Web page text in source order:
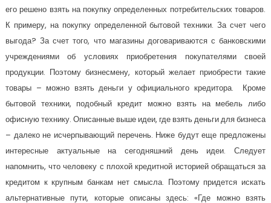
его решено взять на покупку определенных потребительских товаров.
К примеру, на покупку определенной бытовой техники. За счет чего
выгода? За счет того, что магазины договариваются с банковскими
учреждениями об условиях приобретения покупателями своей
продукции. Поэтому бизнесмену, который желает приобрести такие
товары – можно взять деньги у официального кредитора. Кроме
бытовой техники, подобный кредит можно взять на мебель либо
офисную технику. Описанные выше идеи, где взять деньги для бизнеса
– далеко не исчерпывающий перечень. Ниже будут еще предложены
интересные актуальные на сегодняшний день идеи. Следует
напомнить, что человеку с плохой кредитной историей обращаться за
кредитом к крупным банкам нет смысла. Поэтому придется искать
альтернативные пути, которые описаны здесь: «Где можно взять